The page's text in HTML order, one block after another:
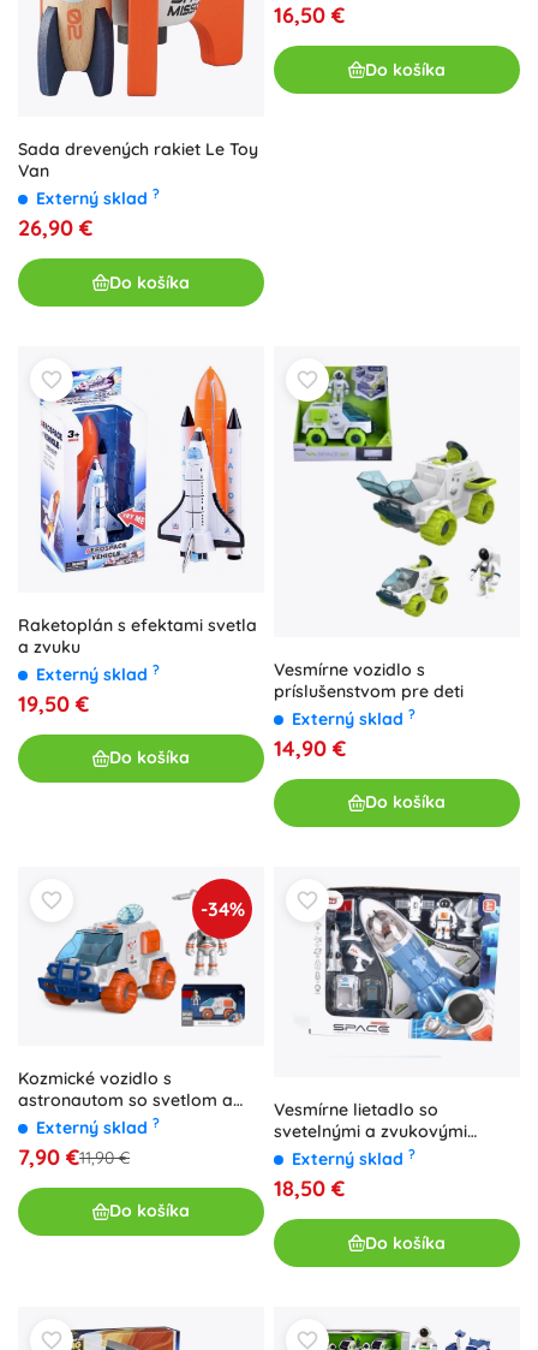
Sada drevených rakiet Le Toy
Van
Externý sklad ?
26,90 €
Do košíka
16,50 €
Do košíka
Raketoplán s efektami svetla
a zvuku
Externý sklad ?
19,50 €
Do košíka
Vesmírne vozidlo s
príslušenstvom pre deti
Externý sklad ?
14,90 €
Do košíka
-34%
Kozmické vozidlo s
astronautom so svetlom a
zvukom
Externý sklad ?
7,90 €11,90 €
Do košíka
Vesmírne lietadlo so
svetelnými a zvukovými
efektmi
Externý sklad ?
18,50 €
Do košíka